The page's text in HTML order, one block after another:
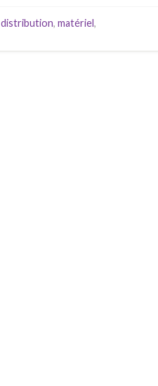
distribution, matériel,